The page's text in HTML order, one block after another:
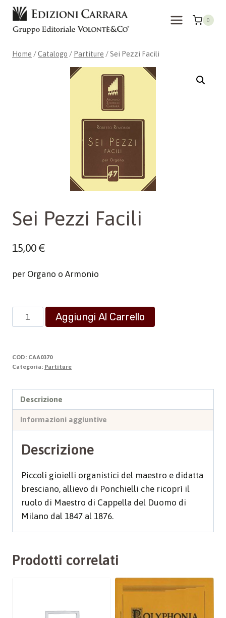
Salta
contenuto
0
Home /Catalogo / Partiture / Sei Pezzi Facili
Sei Pezzi Facili
15,00€
per Organo o Armonio
Pezzi
quantità
Aggiungi Al Carrello
COD: CAA0370
Categoria: Partiture
Descrizione
Informazioni aggiuntive
Descrizione
Piccoli gioielli organistici del maestro e didatta
bresciano, allievo di Ponchielli che ricoprì il
ruolo di Maestro di Cappella del Duomo di
Milano dal 1847 al 1876.
Prodotti correlati